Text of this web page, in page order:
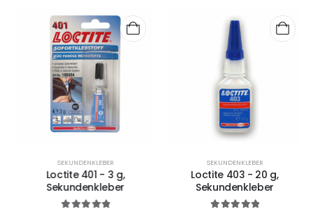
SEKUNDENKLEBER
Loctite 401 - 3 g,
Sekundenkleber
SEKUNDENKLEBER
Loctite 403 - 20 g,
Sekundenkleber